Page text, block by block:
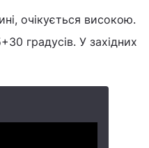
очікується високою.
градусів. У західних